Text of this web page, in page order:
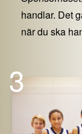
handlar. Det
när du ska
3